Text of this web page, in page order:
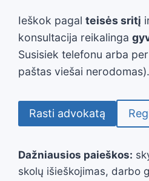
Ieškok pagal teisės sritį
konsultacija reikalinga
Susisiek telefonu arba
paštas viešai nerodomas).
Rasti advokatą
Dažniausios paieškos:
skolų išieškojimas, darbo